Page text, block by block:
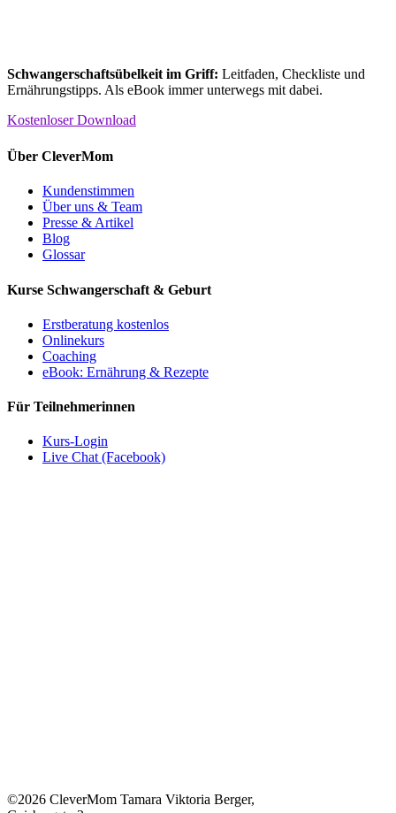
Schwangerschaftsübelkeit im Griff: Leitfaden, Checkliste und
Ernährungstipps. Als eBook immer unterwegs mit dabei.
Kostenloser Download
Über CleverMom
Kundenstimmen
Über uns & Team
Presse & Artikel
Blog
Glossar
Kurse Schwangerschaft & Geburt
Erstberatung kostenlos
Onlinekurs
Coaching
eBook: Ernährung & Rezepte
Für Teilnehmerinnen
Kurs-Login
Live Chat (Facebook)
©2026 CleverMom Tamara Viktoria Berger,